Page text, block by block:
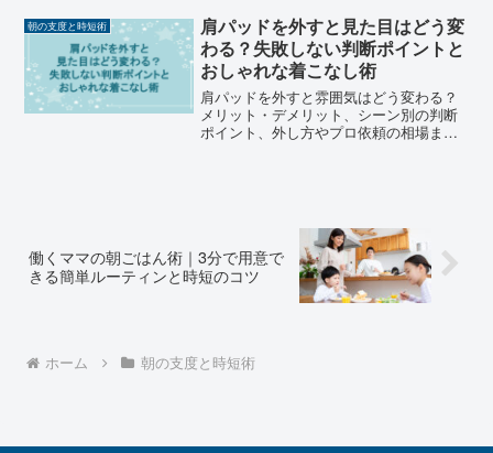
朝の支度と時短術
肩パッドを外すと見た目はどう変
わる？失敗しない判断ポイントと
おしゃれな着こなし術
肩パッドを外すと雰囲気はどう変わる？
メリット・デメリット、シーン別の判断
ポイント、外し方やプロ依頼の相場まで
働くママの朝ごはん術｜3分で用意で
きる簡単ルーティンと時短のコツ
ホーム 朝の支度と時短術